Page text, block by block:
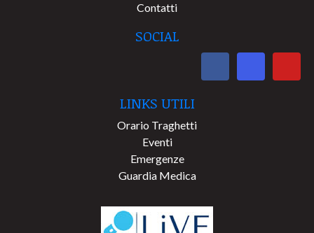
Contatti
SOCIAL
LINKS UTILI
Orario Traghetti
Eventi
Emergenze
Guardia Medica